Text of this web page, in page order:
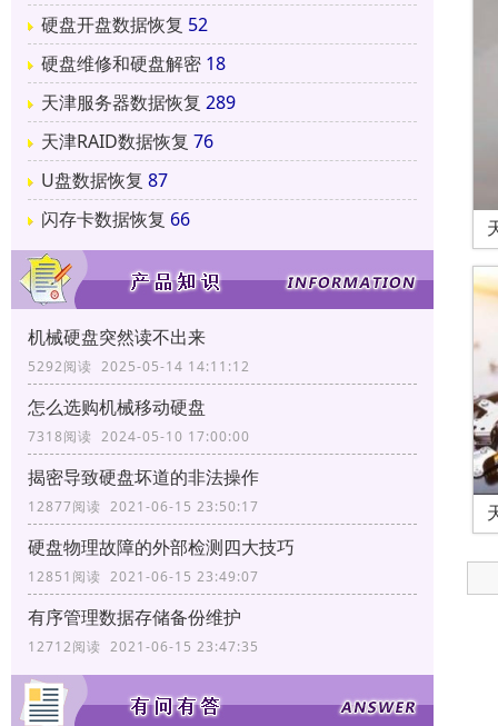
硬盘开盘数据恢复 52
硬盘维修和硬盘解密 18
天津服务器数据恢复 289
天津RAID数据恢复 76
U盘数据恢复 87
闪存卡数据恢复 66
机械硬盘突然读不出来
5292阅读 2025-05-14 14:11:12
怎么选购机械移动硬盘
7318阅读 2024-05-10 17:00:00
揭密导致硬盘坏道的非法操作
12877阅读 2021-06-15 23:50:17
硬盘物理故障的外部检测四大技巧
12851阅读 2021-06-15 23:49:07
有序管理数据存储备份维护
12712阅读 2021-06-15 23:47:35